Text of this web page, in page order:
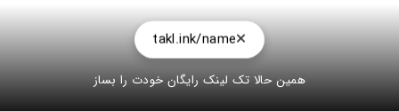
takl.ink/name
همین حالا تک لینک رایگان خودت را بساز